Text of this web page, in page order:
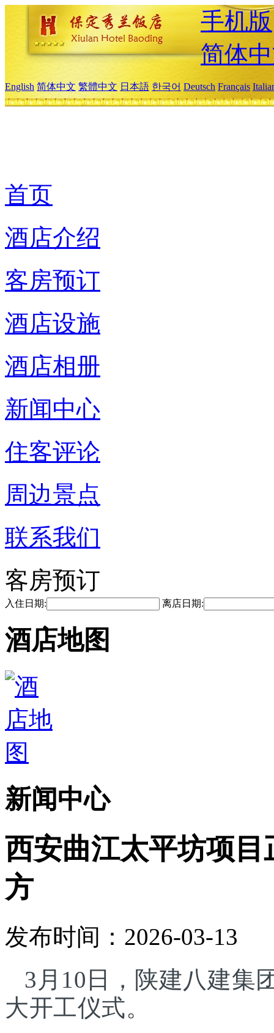
手机版
简体
English 简体中文 繁體中文 日本語 한국어 Deutsch Français
首页
酒店介绍
客房预订
酒店设施
酒店相册
新闻中心
住客评论
周边景点
联系我们
客房预订
入住日期: 离店日期:
酒店地图
新闻中心
西安曲江太平坊项目
方
发布时间：2026-03-13
3月10日，陕建八建集
大开工仪式。